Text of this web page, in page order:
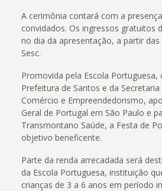
A cerimônia contará com a
convidados. Os ingressos gratuitos
no dia da apresentação, a partir
Sesc.
Promovida pela Escola
Prefeitura de Santos e da
Comércio e Empreendedorismo,
Geral de Portugal em São Paulo e
Transmontano Saúde, a Festa de
objetivo beneficente.
Parte da renda arrecadada será
da Escola Portuguesa, instituição
crianças de 3 a 6 anos em período